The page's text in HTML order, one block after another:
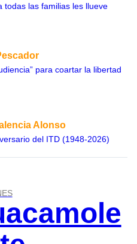
todas las familias les llueve
para coartar la libertad
Alonso
del ITD (1948-2026)